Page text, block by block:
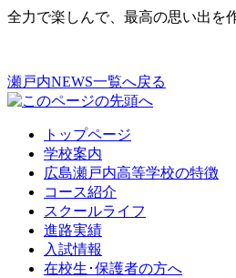
全力で楽しんで、最高の思い出を
瀬戸内NEWS一覧へ戻る
トップページ
学校案内
広島瀬戸内高等学校の特徴
コース紹介
スクールライフ
進路実績
入試情報
在校生･保護者の方へ